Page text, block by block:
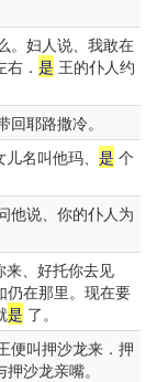
。妇人说、我敢在
． 是 王的仆人约
耶路撒冷。
名叫他玛、 是 个
他说、你的仆人为
来、好托你去见
仍在那里。现在要
是 了。
便叫押沙龙来．押
沙龙亲嘴。